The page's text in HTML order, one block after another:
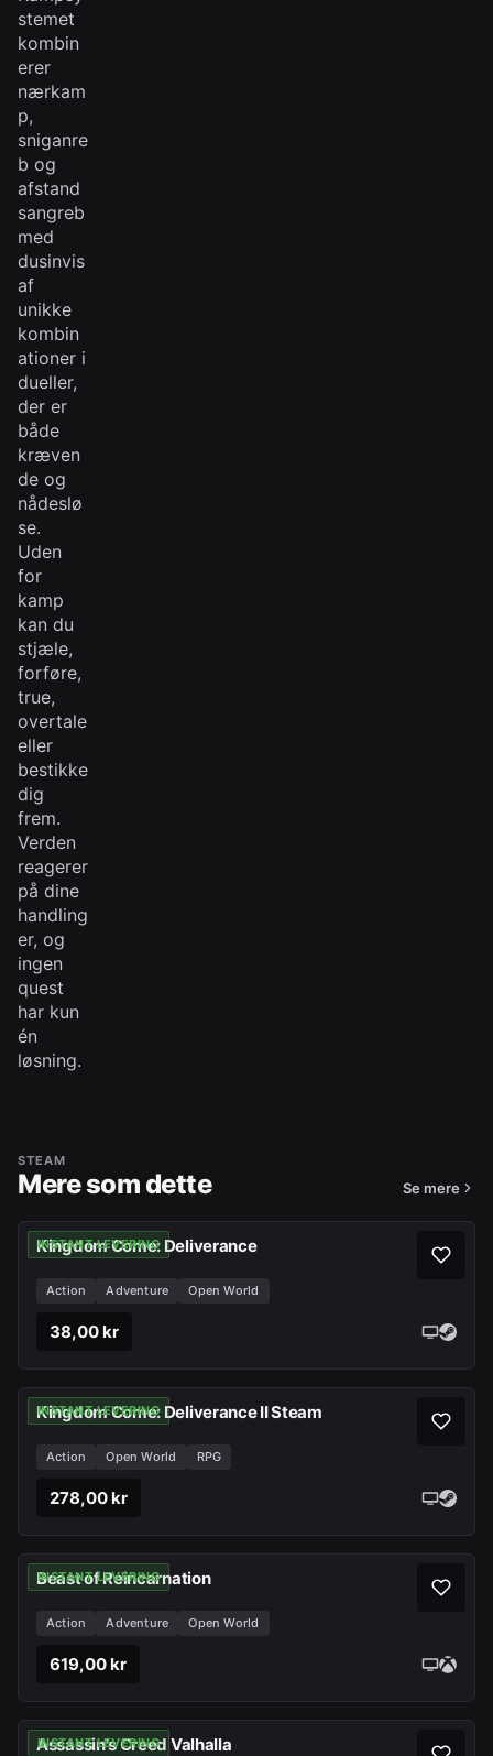
stemet
kombin
erer
nærkam
p,
sniganre
b og
afstand
sangreb
med
dusinvis
af
unikke
kombin
ationer i
dueller,
der er
både
kræven
de og
nådeslø
se.
Uden
for
kamp
kan du
stjæle,
forføre,
true,
overtale
eller
bestikke
dig
frem.
Verden
reagerer
på dine
handling
er, og
ingen
quest
har kun
én
løsning.
STEAM
Mere som dette Se mere
INSTANT LEVERING
Kingdom Come: Deliverance
Action Adventure Open World
38,00 kr
INSTANT LEVERING
Kingdom Come: Deliverance II Steam
Action Open World RPG
278,00 kr
INSTANT LEVERING
Beast of Reincarnation
Action Adventure Open World
619,00 kr
INSTANT LEVERING
Assassin's Creed Valhalla